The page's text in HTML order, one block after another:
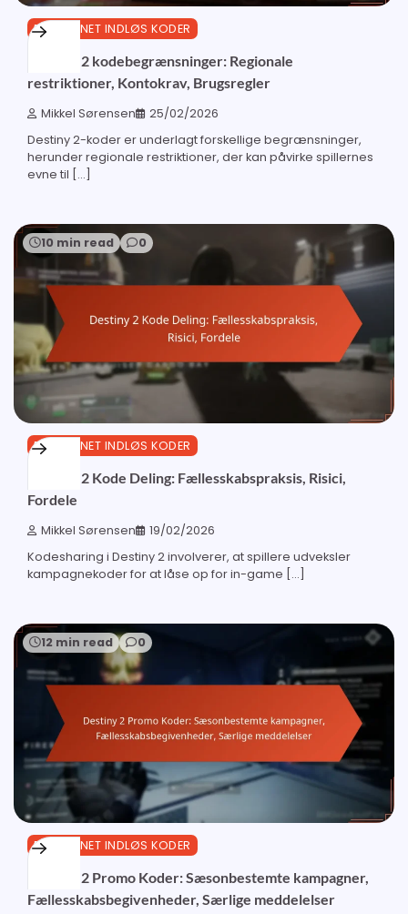
BUNGIE.NET INDLØS KODER
Destiny 2 kodebegrænsninger: Regionale
restriktioner, Kontokrav, Brugsregler
Mikkel Sørensen 25/02/2026
Destiny 2-koder er underlagt forskellige begrænsninger,
herunder regionale restriktioner, der kan påvirke spillernes
evne til […]
10 min read 0
BUNGIE.NET INDLØS KODER
Destiny 2 Kode Deling: Fællesskabspraksis, Risici,
Fordele
Mikkel Sørensen 19/02/2026
Kodesharing i Destiny 2 involverer, at spillere udveksler
kampagnekoder for at låse op for in-game […]
12 min read 0
BUNGIE.NET INDLØS KODER
Destiny 2 Promo Koder: Sæsonbestemte kampagner,
Fællesskabsbegivenheder, Særlige meddelelser